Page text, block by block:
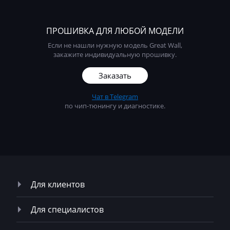
Депозит
Москвич
ПАЗ
ПРОШИВКА ДЛЯ ЛЮБОЙ МОДЕЛИ
Если не нашли нужную модель Great Wall,
закажите индивидуальную прошивку.
Заказать
Чат в Telegram
по чип-тюнингу и диагностике.
Для клиентов
Для специалистов